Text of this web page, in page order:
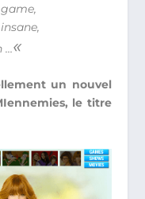
…«
un nouvel
le titre